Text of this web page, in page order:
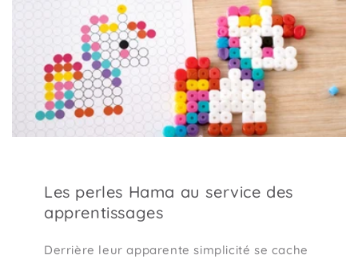
Les perles Hama au service des
apprentissages
Derrière leur apparente simplicité se cache